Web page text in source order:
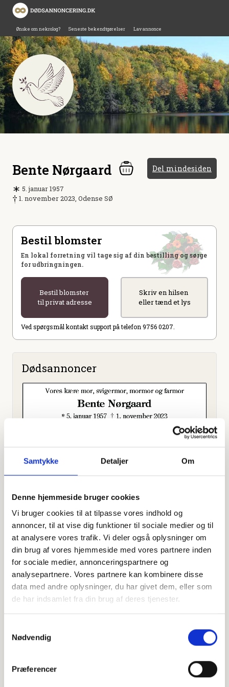
Samtykke Detaljer Om
Denne hjemmeside bruger cookies
Vi bruger cookies til at tilpasse vores indhold og
annoncer, til at vise dig funktioner til sociale medier og til
at analysere vores trafik. Vi deler også oplysninger om
din brug af vores hjemmeside med vores partnere inden
for sociale medier, annonceringspartnere og
analysepartnere. Vores partnere kan kombinere disse
data med andre oplysninger, du har givet dem, eller som
de har indsamlet fra din brug af deres tjenester.
Nødvendig
Præferencer
Ønske om nekrolog? Seneste bekendtgørelser Lav annonce
Bente Nørgaard Del mindesiden
5. januar 1957
1. november 2023, Odense SØ
Bestil blomster
En lokal forretning vil tage sig af din bestilling og sørge
for udbringningen.
Bestil blomster
til privat adresse
Skriv en hilsen
eller tænd et lys
Ved spørgsmål kontakt support på telefon 9756 0207.
Dødsannoncer
Højtideligheden
Torsdag d. 9. november 2023 kl. 12.00
Vor Frelsers Kirke
Ejbygade 24, 5220 Odense SØ
−
contributors